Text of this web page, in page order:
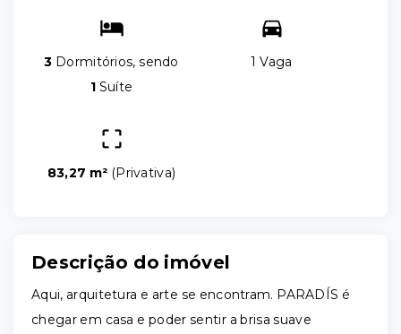
3 Dormitórios, sendo
1 Suíte
1 Vaga
83,27 m² (Privativa)
Descrição do imóvel
Aqui, arquitetura e arte se encontram. PARADÍS é
chegar em casa e poder sentir a brisa suave